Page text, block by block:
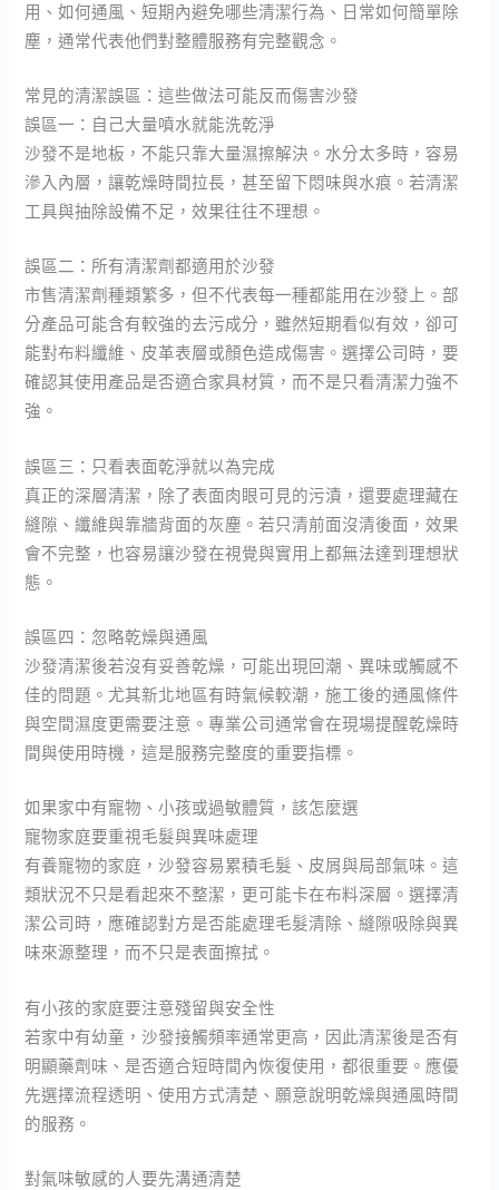
用、如何通風、短期內避免哪些清潔行為、日常如何簡單除
塵，通常代表他們對整體服務有完整觀念。
常見的清潔誤區：這些做法可能反而傷害沙發
誤區一：自己大量噴水就能洗乾淨
沙發不是地板，不能只靠大量濕擦解決。水分太多時，容易
滲入內層，讓乾燥時間拉長，甚至留下悶味與水痕。若清潔
工具與抽除設備不足，效果往往不理想。
誤區二：所有清潔劑都適用於沙發
市售清潔劑種類繁多，但不代表每一種都能用在沙發上。部
分產品可能含有較強的去污成分，雖然短期看似有效，卻可
能對布料纖維、皮革表層或顏色造成傷害。選擇公司時，要
確認其使用產品是否適合家具材質，而不是只看清潔力強不
強。
誤區三：只看表面乾淨就以為完成
真正的深層清潔，除了表面肉眼可見的污漬，還要處理藏在
縫隙、纖維與靠牆背面的灰塵。若只清前面沒清後面，效果
會不完整，也容易讓沙發在視覺與實用上都無法達到理想狀
態。
誤區四：忽略乾燥與通風
沙發清潔後若沒有妥善乾燥，可能出現回潮、異味或觸感不
佳的問題。尤其新北地區有時氣候較潮，施工後的通風條件
與空間濕度更需要注意。專業公司通常會在現場提醒乾燥時
間與使用時機，這是服務完整度的重要指標。
如果家中有寵物、小孩或過敏體質，該怎麼選
寵物家庭要重視毛髮與異味處理
有養寵物的家庭，沙發容易累積毛髮、皮屑與局部氣味。這
類狀況不只是看起來不整潔，更可能卡在布料深層。選擇清
潔公司時，應確認對方是否能處理毛髮清除、縫隙吸除與異
味來源整理，而不只是表面擦拭。
有小孩的家庭要注意殘留與安全性
若家中有幼童，沙發接觸頻率通常更高，因此清潔後是否有
明顯藥劑味、是否適合短時間內恢復使用，都很重要。應優
先選擇流程透明、使用方式清楚、願意說明乾燥與通風時間
的服務。
對氣味敏感的人要先溝通清楚